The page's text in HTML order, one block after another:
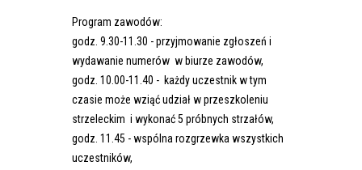
Program zawodów:
godz. 9.30-11.30 - przyjmowanie zgłoszeń i
wydawanie numerów w biurze zawodów,
godz. 10.00-11.40 - każdy uczestnik w tym
czasie może wziąć udział w przeszkoleniu
strzeleckim i wykonać 5 próbnych strzałów,
godz. 11.45 - wspólna rozgrzewka wszystkich
uczestników,